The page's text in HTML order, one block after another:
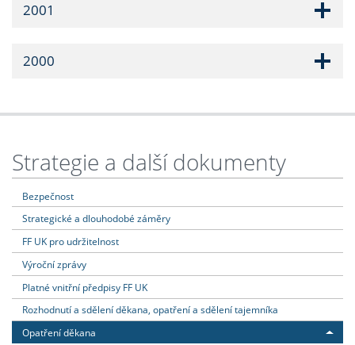
2001
2000
Strategie a další dokumenty
Bezpečnost
Strategické a dlouhodobé záměry
FF UK pro udržitelnost
Výroční zprávy
Platné vnitřní předpisy FF UK
Rozhodnutí a sdělení děkana, opatření a sdělení tajemníka
Opatření děkana